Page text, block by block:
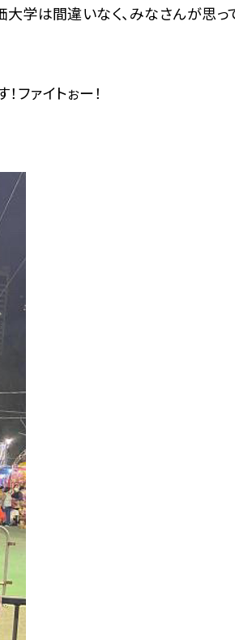
大学は間違いなく、みなさんが思っ
ファイトぉー！